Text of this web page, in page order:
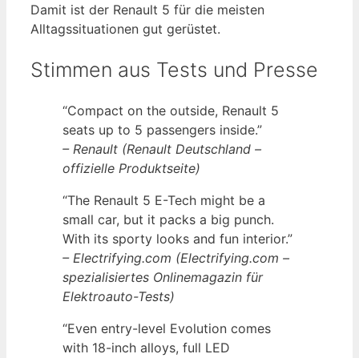
Damit ist der Renault 5 für die meisten
Alltagssituationen gut gerüstet.
Stimmen aus Tests und Presse
“Compact on the outside, Renault 5
seats up to 5 passengers inside.”
– Renault (Renault Deutschland –
offizielle Produktseite)
“The Renault 5 E-Tech might be a
small car, but it packs a big punch.
With its sporty looks and fun interior.”
– Electrifying.com (Electrifying.com –
spezialisiertes Onlinemagazin für
Elektroauto-Tests)
“Even entry-level Evolution comes
with 18-inch alloys, full LED